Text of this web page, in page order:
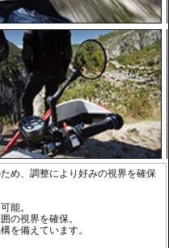
め、調整により好みの視界を確保
能。
の視界を確保。
を備えています。